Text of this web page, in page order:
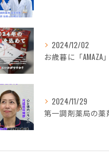
2024/12/02
お歳暮に「AMAZA」
2024/11/29